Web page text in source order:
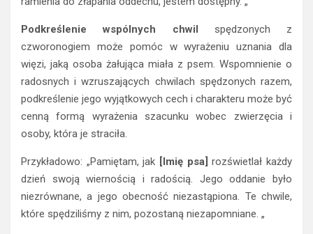
Podkreślenie wspólnych chwil spędzonych z
czworonogiem może pomóc w wyrażeniu uznania dla
więzi, jaką osoba żałująca miała z psem. Wspomnienie o
radosnych i wzruszających chwilach spędzonych razem,
podkreślenie jego wyjątkowych cech i charakteru może być
cenną formą wyrażenia szacunku wobec zwierzęcia i
osoby, która je straciła.
Przykładowo: „Pamiętam, jak [Imię psa] rozświetlał każdy
dzień swoją wiernością i radością. Jego oddanie było
niezrównane, a jego obecność niezastąpiona. Te chwile,
które spędziliśmy z nim, pozostaną niezapomniane. „